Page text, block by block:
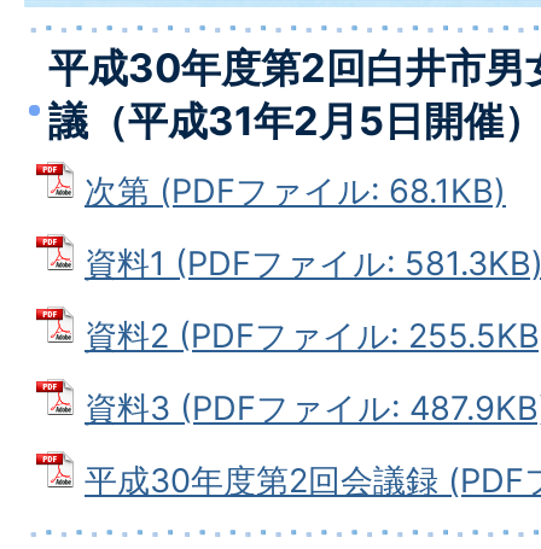
平成30年度第2回白井市男
議（平成31年2月5日開催
次第 (PDFファイル: 68.1KB)
資料1 (PDFファイル:
資料2 (PDFファイル:
資料3 (PDFファイル:
平成30年度第2回会議録